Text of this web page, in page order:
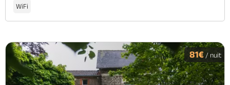
WiFi
81€ / nuit